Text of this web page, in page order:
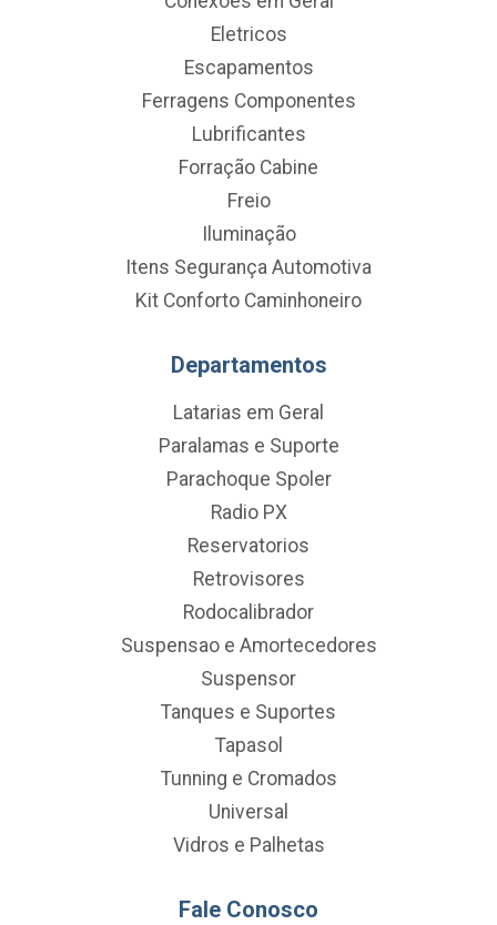
Eletricos
Escapamentos
Ferragens Componentes
Lubrificantes
Forração Cabine
Freio
Iluminação
Itens Segurança Automotiva
Kit Conforto Caminhoneiro
Departamentos
Latarias em Geral
Paralamas e Suporte
Parachoque Spoler
Radio PX
Reservatorios
Retrovisores
Rodocalibrador
Suspensao e Amortecedores
Suspensor
Tanques e Suportes
Tapasol
Tunning e Cromados
Universal
Vidros e Palhetas
Fale Conosco